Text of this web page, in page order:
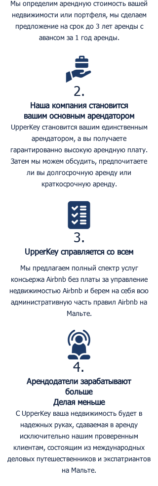
Мы определим арендную стоимость вашей
недвижимости или портфеля, мы сделаем
предложение на срок до 3 лет аренды с
авансом за 1 год аренды.
2.
Наша компания становится
вашим основным арендатором
UpperKey становится вашим единственным
арендатором, а вы получаете
гарантированно высокую арендную плату.
Затем мы можем обсудить, предпочитаете
ли вы долгосрочную аренду или
краткосрочную аренду.
3.
UpperKey справляется со всем
Мы предлагаем полный спектр услуг
консьержа Airbnb без платы за управление
недвижимостью Airbnb и берем на себя всю
административную часть правил Airbnb на
Мальте.
4.
Арендодатели зарабатывают
больше
Делая меньше
С UpperKey ваша недвижимость будет в
надежных руках, сдаваемая в аренду
исключительно нашим проверенным
клиентам, состоящим из международных
деловых путешественников и экспатриантов
на Мальте.